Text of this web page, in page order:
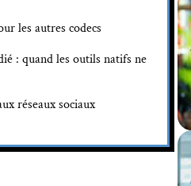
les autres codecs
: quand les outils natifs ne
réseaux sociaux